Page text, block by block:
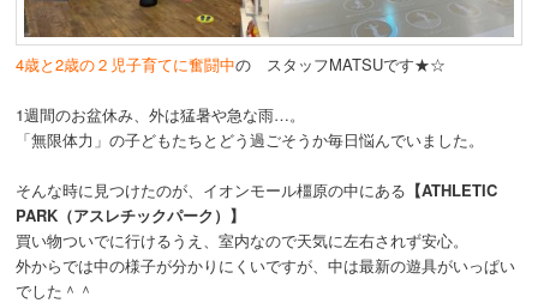
4歳と2歳の２児子育てに奮闘中の スタッフMATSUです★☆
1週間のお盆休み、外は猛暑や急な雨…。
「無限体力」の子どもたちとどう過ごそうか毎日悩んでいました。
そんな時に見つけたのが、イオンモール橿原の中にある 【ATHLETIC
PARK（アスレチックパーク）】
買い物ついでに行けるうえ、室内なので天気に左右されず安心。
外からでは中の様子が分かりにくいですが、中は最新の遊具がいっぱい
でした＾＾